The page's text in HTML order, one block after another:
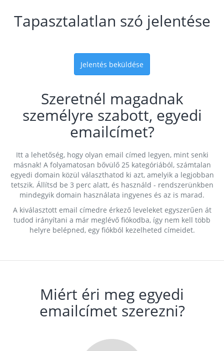
Tapasztalatlan szó jelentése
Jelentés beküldése
Szeretnél magadnak
személyre szabott, egyedi
emailcímet?
Itt a lehetőség, hogy olyan email címed legyen, mint senki
másnak! A folyamatosan bővülő 25 kategóriából, számtalan
egyedi domain közül választhatod ki azt, amelyik a legjobban
tetszik. Állítsd be 3 perc alatt, és használd - rendszerünkben
mindegyik domain használata ingyenes és az is marad.
A kiválasztott email címedre érkező leveleket egyszerűen át
tudod irányítani a már meglévő fiókodba, így nem kell több
helyre belépned, egy fiókból kezelheted címeidet.
Miért éri meg egyedi
emailcímet szerezni?